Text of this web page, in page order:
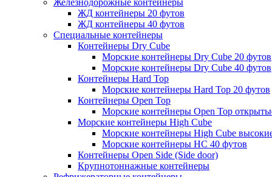
Железнодорожные контейнеры
ЖД контейнеры 20 футов
ЖД контейнеры 40 футов
Специальные контейнеры
Контейнеры Dry Cube
Морские контейнеры Dry Cube 20 футов
Морские контейнеры Dry Cube 40 футов
Контейнеры Hard Top
Морские контейнеры Hard Top 20 футов
Контейнеры Open Top
Морские контейнеры Open Top
Морские контейнеры High Cube
Морские контейнеры High Cube
Морские контейнеры HC 40 футов
Контейнеры Open Side (Side door)
Крупнотоннажные контейнеры